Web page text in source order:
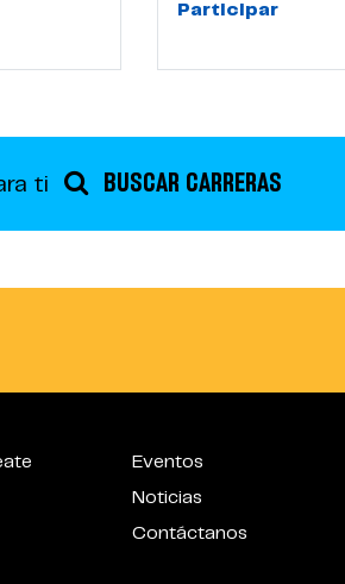
Participar
ti BUSCAR CARRERAS
Eventos
Noticias
Contáctanos